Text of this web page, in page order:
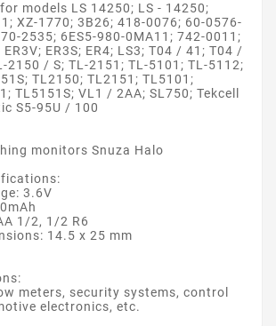
models LS 14250; LS - 14250;
XZ-1770; 3B26; 418-0076; 60-0576-
2535; 6ES5-980-0MA11; 742-0011;
ER3S; ER4; LS3; T04 / 41; T04 /
2150 / S; TL-2151; TL-5101; TL-5112;
TL2150; TL2151; TL5101;
TL5151S; VL1 / 2AA; SL750; Tekcell
S5-95U / 100
monitors Snuza Halo
3.6V
1/2, 1/2 R6
14.5 x 25 mm
meters, security systems, control
electronics, etc.